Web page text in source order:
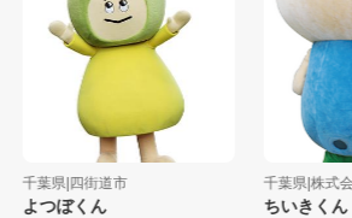
千葉県|四街道市
よつぼくん
千葉県|株
ちいきく